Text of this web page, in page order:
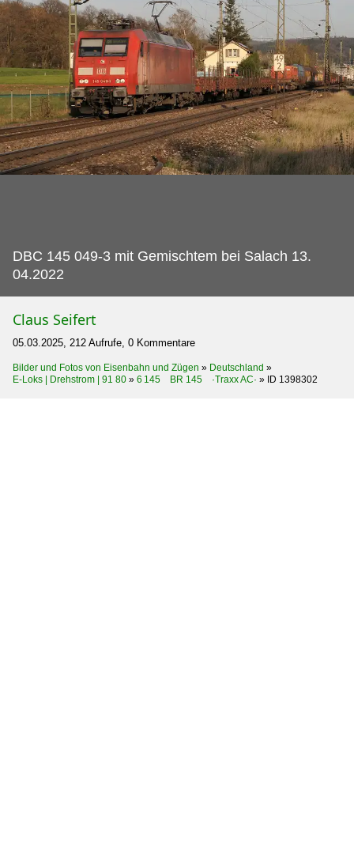
DBC 145 049-3 mit Gemischtem bei Salach 13.
04.2022
Claus Seifert
05.03.2025, 212 Aufrufe, 0 Kommentare
Bilder und Fotos von Eisenbahn und Zügen » Deutschland »
E-Loks | Drehstrom | 91 80 » 6 145 BR 145 ·Traxx AC· » ID 1398302